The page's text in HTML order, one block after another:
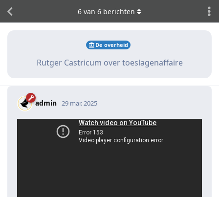
De overheid
Rutger Castricum over toeslagenaffaire
6 van 6 berichten
admin 29 mar. 2025